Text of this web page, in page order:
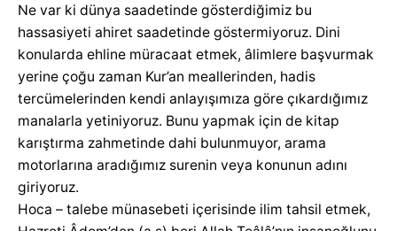
Ne var ki dünya saadetinde gösterdiğimiz bu
hassasiyeti ahiret saadetinde göstermiyoruz. Dini
konularda ehline müracaat etmek, âlimlere başvurmak
yerine çoğu zaman Kur’an meallerinden, hadis
tercümelerinden kendi anlayışımıza göre çıkardığımız
manalarla yetiniyoruz. Bunu yapmak için de kitap
karıştırma zahmetinde dahi bulunmuyor, arama
motorlarına aradığımız surenin veya konunun adını
giriyoruz.
Hoca – talebe münasebeti içerisinde ilim tahsil etmek,